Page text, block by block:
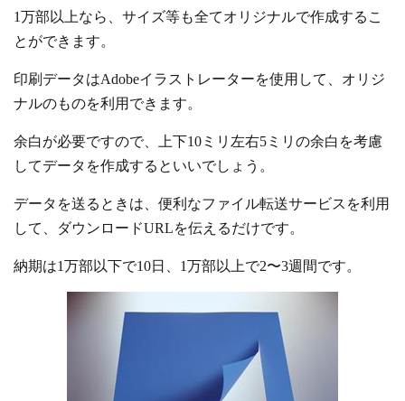
1万部以上なら、サイズ等も全てオリジナルで作成するこ
とができます。
印刷データはAdobeイラストレーターを使用して、オリジ
ナルのものを利用できます。
余白が必要ですので、上下10ミリ左右5ミリの余白を考慮
してデータを作成するといいでしょう。
データを送るときは、便利なファイル転送サービスを利用
して、ダウンロードURLを伝えるだけです。
納期は1万部以下で10日、1万部以上で2〜3週間です。